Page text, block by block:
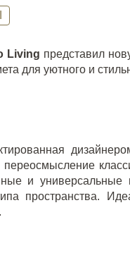
Living представил
для уютного и
переосмысление
и универсальные
пространства.